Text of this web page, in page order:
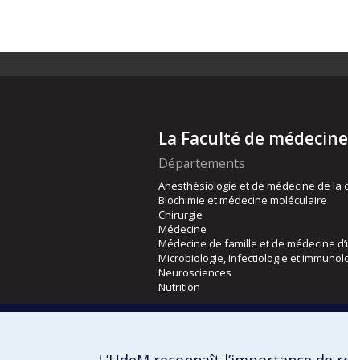
La Faculté de médecine
Départements
Anesthésiologie et de médecine de la
Biochimie et médecine moléculaire
Chirurgie
Médecine
Médecine de famille et de médecine
Microbiologie, infectiologie et
Neurosciences
Nutrition